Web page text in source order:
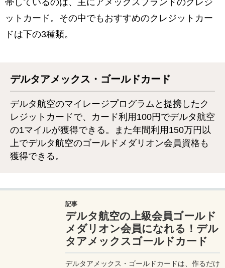
帯しているのは、主にアメックスブランドのクレジ
ットカード。その中でもおすすめのクレジットカー
ドは下の3種類。
デルタアメックス・ゴールドカード
デルタ航空のマイレージプログラムと提携したク
レジットカードで、カード利用100円でデルタ航空
の1マイルが獲得できる。また年間利用150万円以
上でデルタ航空のゴールドメダリオン会員資格も
獲得できる。
記事
デルタ航空の上級会員ゴールド
メダリオン会員になれる！デル
タアメックスゴールドカード
デルタアメックス・ゴールドカードは、作るだけ